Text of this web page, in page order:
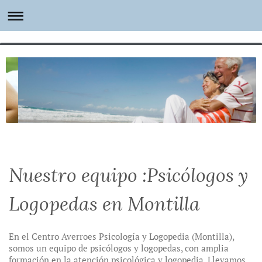
Nuestro equipo :Psicólogos y
Logopedas en Montilla
En el Centro Averroes Psicología y Logopedia (Montilla),
somos un equipo de psicólogos y logopedas, con amplia